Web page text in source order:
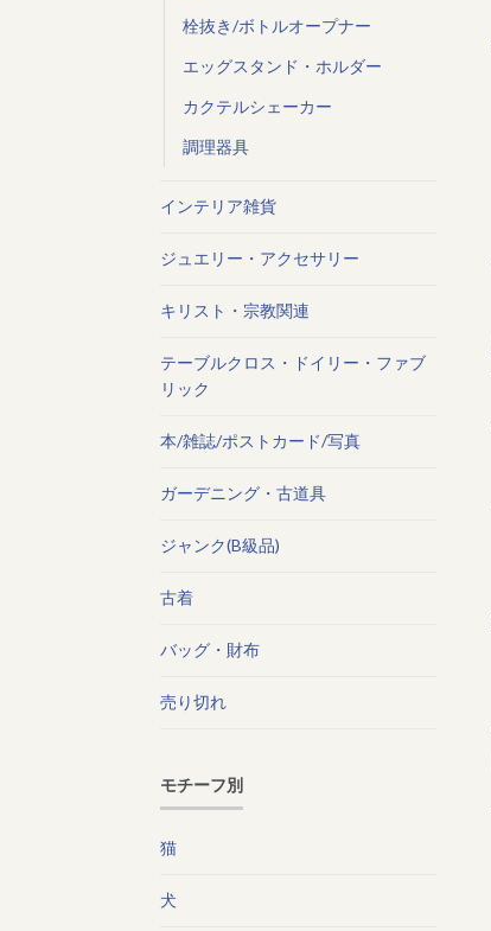
栓抜き/ボトルオープナー
エッグスタンド・ホルダー
カクテルシェーカー
調理器具
インテリア雑貨
ジュエリー・アクセサリー
キリスト・宗教関連
テーブルクロス・ドイリー・ファブ
リック
本/雑誌/ポストカード/写真
ガーデニング・古道具
ジャンク(B級品)
古着
バッグ・財布
売り切れ
モチーフ別
猫
犬